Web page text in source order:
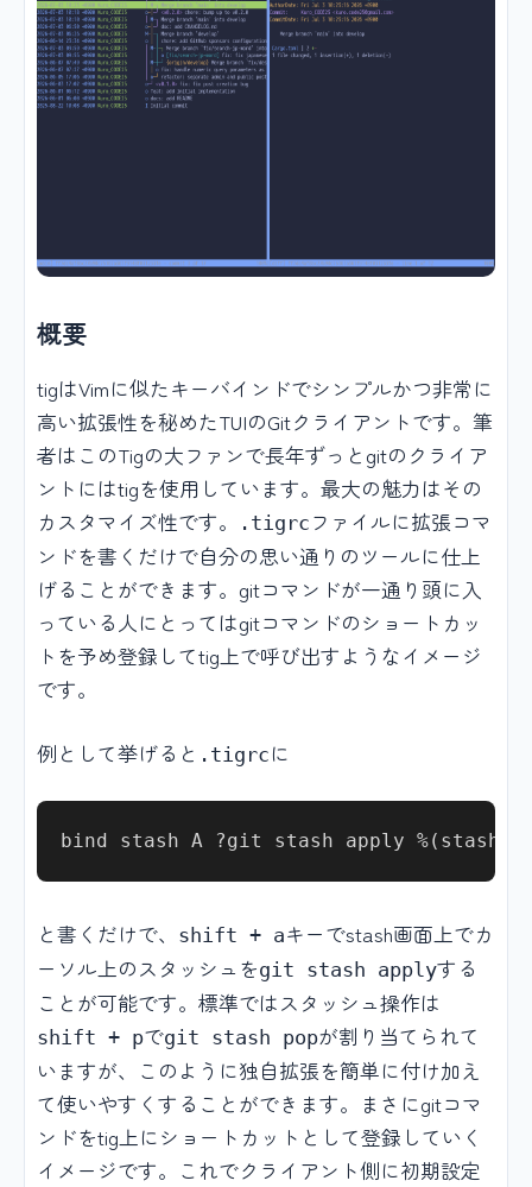
概要
tigはVimに似たキーバインドでシンプルかつ非常に
高い拡張性を秘めたTUIのGitクライアントです。筆
者はこのTigの大ファンで長年ずっとgitのクライア
ントにはtigを使用しています。最大の魅力はその
カスタマイズ性です。
.tigrc ファイルに拡張コマ
ンドを書くだけで自分の思い通りのツールに仕上
げることができます。gitコマンドが一通り頭に入
っている人にとってはgitコマンドのショートカッ
トを予め登録してtig上で呼び出すようなイメージ
です。
例として挙げると .tigrc に
と書くだけで、 shift + aキーでstash画面上でカ
ーソル上のスタッシュをgit stash applyする
ことが可能です。標準ではスタッシュ操作は
shift + pでgit stash popが割り当てられて
いますが、このように独自拡張を簡単に付け加え
て使いやすくすることができます。まさにgitコマ
ンドをtig上にショートカットとして登録していく
イメージです。これでクライアント側に初期設定